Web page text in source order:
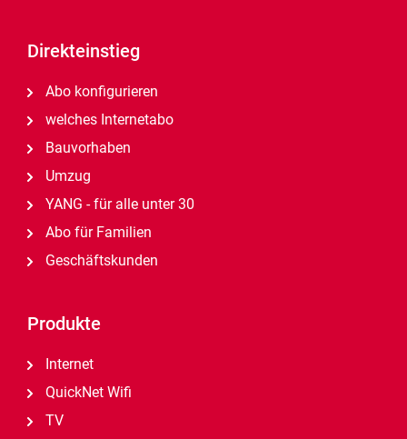
Direkteinstieg
Abo konfigurieren
welches Internetabo
Bauvorhaben
Umzug
YANG - für alle unter 30
Abo für Familien
Geschäftskunden
Produkte
Internet
QuickNet Wifi
TV